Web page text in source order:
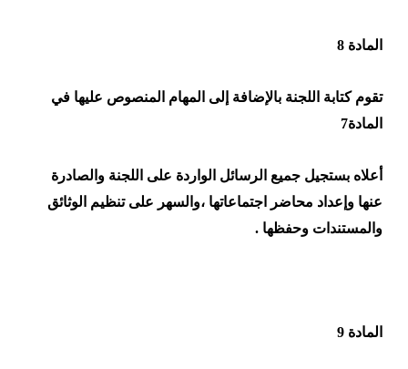
المادة 8
تقوم كتابة اللجنة بالإضافة إلى المهام المنصوص عليها في
المادة7
أعلاه بستجيل جميع الرسائل الواردة على اللجنة والصادرة
عنها وإعداد محاضر اجتماعاتها ،والسهر على تنظيم الوثائق
والمستندات وحفظها .
المادة 9